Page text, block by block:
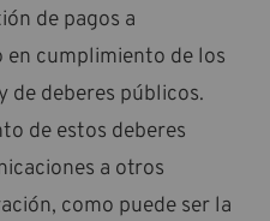
de pagos a
en cumplimiento de los
de deberes públicos.
de estos deberes
a otros
como puede ser la